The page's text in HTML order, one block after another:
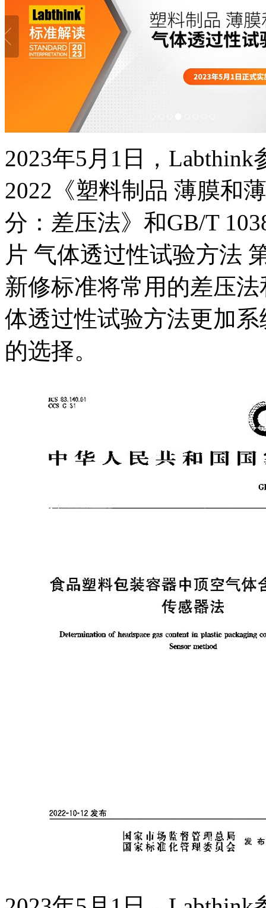
2023年5月1日，Labthink
2022《塑料制品 薄膜和
分：差压法》和GB/T
片 气体透过性试验方法
新修标准将常用的差压
体透过性试验方法更加
的选择。